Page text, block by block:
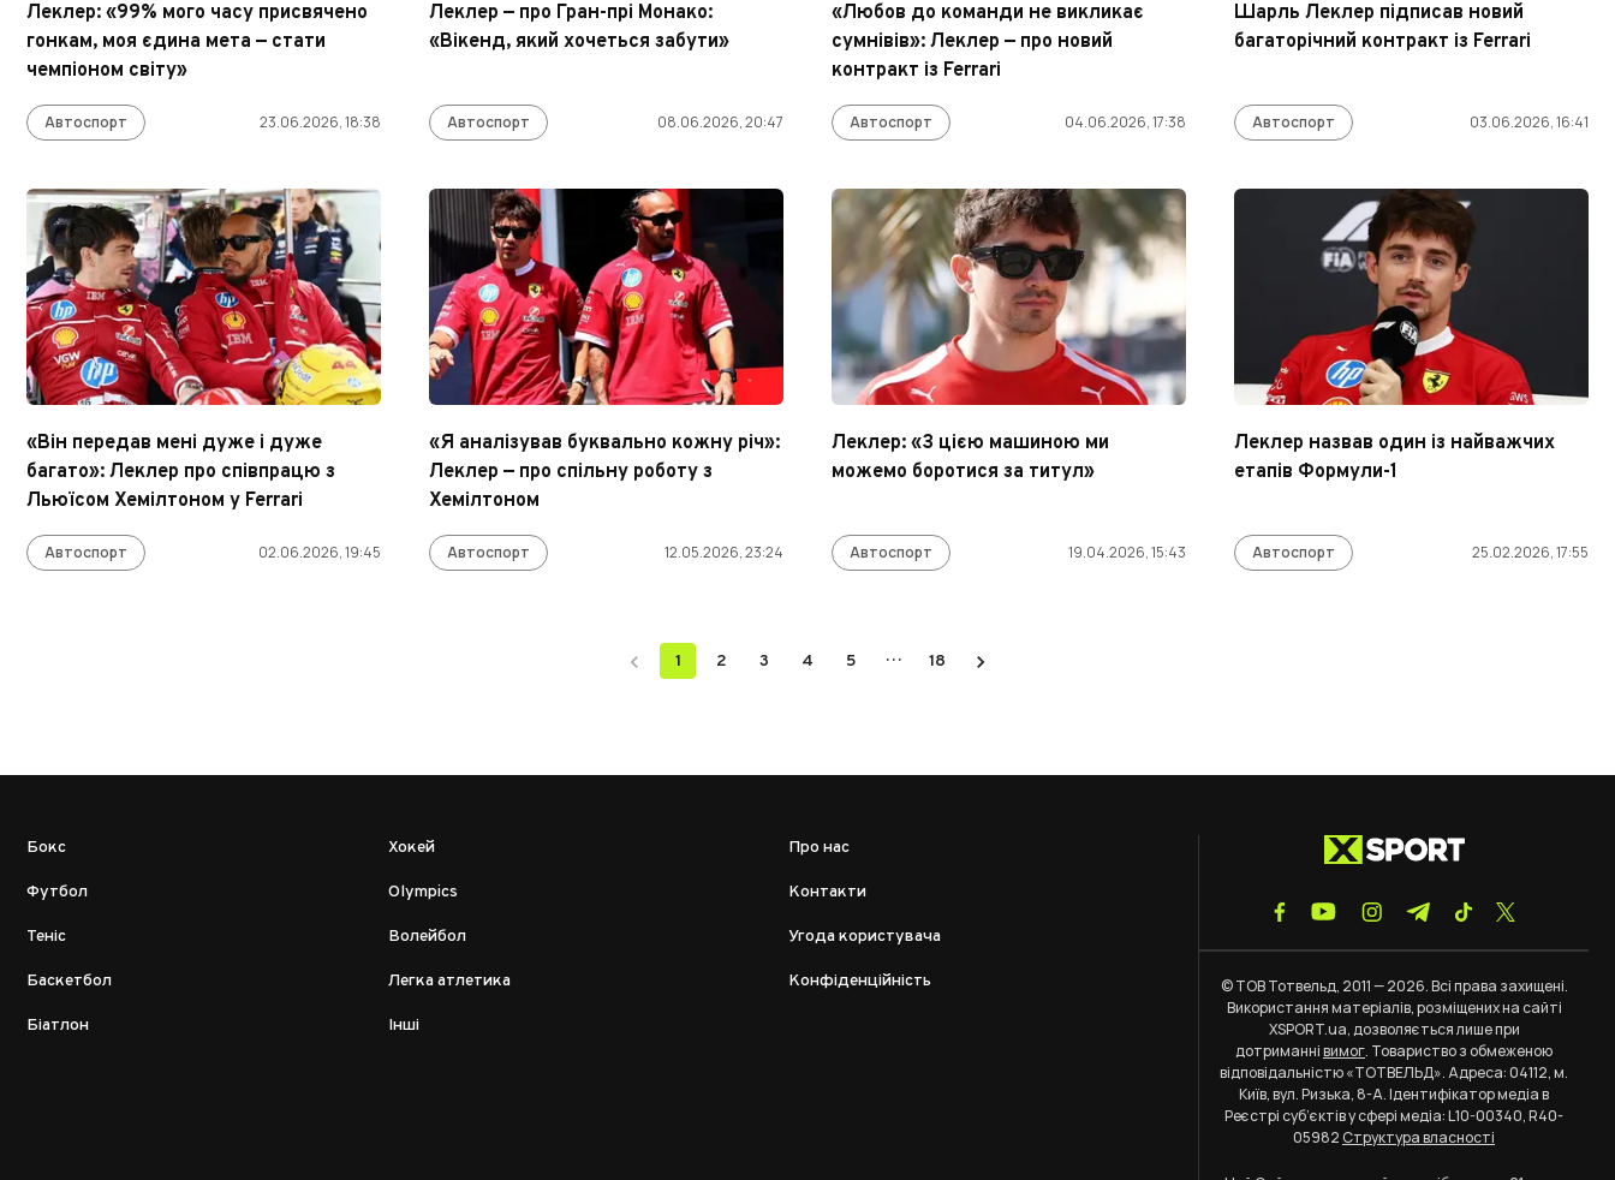
Леклер: «99% мого часу присвячено
гонкам, моя єдина мета — стати
чемпіоном світу»
Автоспорт 23.06.2026, 18:38
Леклер — про Гран-прі Монако:
«Вікенд, який хочеться забути»
Автоспорт 08.06.2026, 20:47
«Любов до команди не викликає
сумнівів»: Леклер — про новий
контракт із Ferrari
Автоспорт 04.06.2026, 17:38
Шарль Леклер підписав новий
багаторічний контракт із Ferrari
Автоспорт 03.06.2026, 16:41
«Він передав мені дуже і дуже
багато»: Леклер про співпрацю з
Льюїсом Хемілтоном у Ferrari
Автоспорт 02.06.2026, 19:45
«Я аналізував буквально кожну річ»:
Леклер — про спільну роботу з
Хемілтоном
Автоспорт 12.05.2026, 23:24
Леклер: «З цією машиною ми
можемо боротися за титул»
Автоспорт 19.04.2026, 15:43
Леклер назвав один із найважчих
етапів Формули-1
Автоспорт 25.02.2026, 17:55
1 2 3 4 5 … 18
Бокс
Футбол
Теніс
Баскетбол
Біатлон
Хокей
Olympics
Волейбол
Легка атлетика
Інші
Про нас
Контакти
Угода користувача
Конфіденційність
© ТОВ Тотвельд, 2011 — 2026. Всі права захищені.
Використання матеріалів, розміщених на сайті
XSPORT.ua, дозволяється лише при
дотриманнівимог. Товариство з обмеженою
відповідальністю «ТОТВЕЛЬД». Адреса: 04112, м.
Київ, вул. Ризька, 8-А. Ідентифікатор медіа в
Реєстрі суб’єктів у сфері медіа: L10-00340, R40-
05982Структура власності